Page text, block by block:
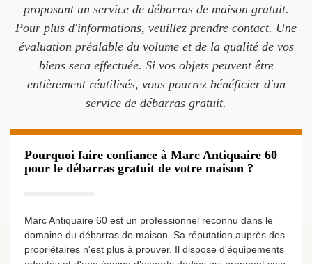
proposant un service de débarras de maison gratuit.
Pour plus d'informations, veuillez prendre contact. Une
évaluation préalable du volume et de la qualité de vos
biens sera effectuée. Si vos objets peuvent être
entièrement réutilisés, vous pourrez bénéficier d'un
service de débarras gratuit.
Pourquoi faire confiance à Marc Antiquaire 60
pour le débarras gratuit de votre maison ?
Marc Antiquaire 60 est un professionnel reconnu dans le
domaine du débarras de maison. Sa réputation auprès des
propriétaires n'est plus à prouver. Il dispose d'équipements